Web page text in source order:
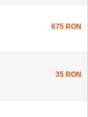
675 RON
35 RON